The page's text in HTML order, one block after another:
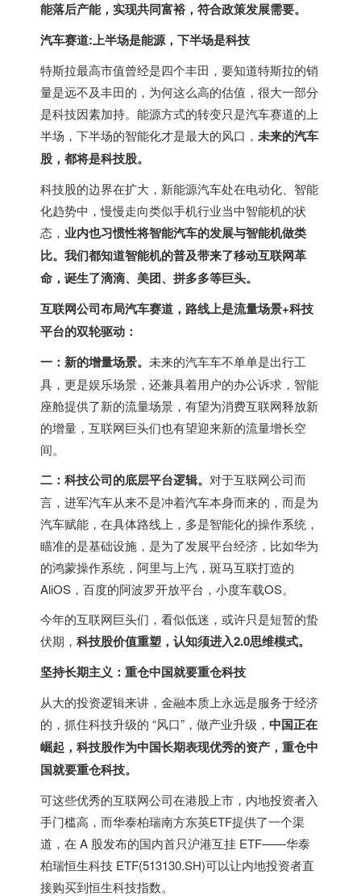
能落后产能，实现共同富裕，符合政策发展需要。
汽车赛道:上半场是能源，下半场是科技
特斯拉最高市值曾经是四个丰田，要知道特斯拉的销
量是远不及丰田的，为何这么高的估值，很大一部分
是科技因素加持。能源方式的转变只是汽车赛道的上
半场，下半场的智能化才是最大的风口， 未来的汽车
股，都将是科技股。
科技股的边界在扩大，新能源汽车处在电动化、智能
化趋势中，慢慢走向类似手机行业当中智能机的状
态， 业内也习惯性将智能汽车的发展与智能机做类
比。我们都知道智能机的普及带来了移动互联网革
命，诞生了滴滴、美团、拼多多等巨头。
互联网公司布局汽车赛道，路线上是流量场景+科技
平台的双轮驱动：
一：新的增量场景。 未来的汽车车不单单是出行工
具，更是娱乐场景，还兼具着用户的办公诉求，智能
座舱提供了新的流量场景，有望为消费互联网释放新
的增量，互联网巨头们也有望迎来新的流量增长空
间。
二：科技公司的底层平台逻辑。 对于互联网公司而
言，进军汽车从来不是冲着汽车本身而来的，而是为
汽车赋能，在具体路线上，多是智能化的操作系统，
瞄准的是基础设施，是为了发展平台经济，比如华为
的鸿蒙操作系统，阿里与上汽，斑马互联打造的
AliOS，百度的阿波罗开放平台，小度车载OS。
今年的互联网巨头们，看似低迷，或许只是短暂的蛰
伏期， 科技股价值重塑，认知须进入2.0思维模式。
坚持长期主义：重仓中国就要重仓科技
从大的投资逻辑来讲，金融本质上永远是服务于经济
的，抓住科技升级的 “风口”，做产业升级， 中国正在
崛起，科技股作为中国长期表现优秀的资产，重仓中
国就要重仓科技。
可这些优秀的互联网公司在港股上市，内地投资者入
手门槛高，而华泰柏瑞南方东英ETF提供了一个渠
道，在 A 股发布的国内首只沪港互挂 ETF——华泰
柏瑞恒生科技 ETF(513130.SH)可以让内地投资者直
接购买到恒生科技指数。